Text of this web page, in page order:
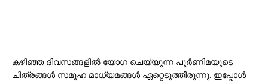
കഴിഞ്ഞ ദിവസങ്ങളില്‍ യോഗ ചെയ്യുന്ന പൂര്‍ണിമയുടെ
ചിത്രങ്ങള്‍ സമൂഹ മാധ്യമങ്ങള്‍ ഏറ്റെടുത്തിരുന്നു. ഇപ്പോള്‍